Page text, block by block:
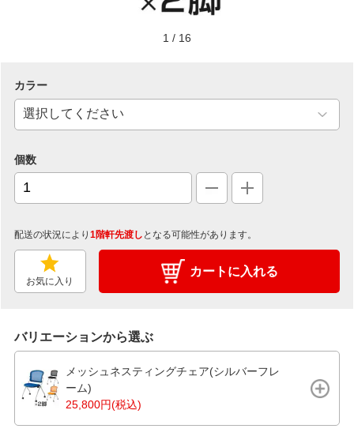
1 / 16
カラー
個数
配送の状況により 1階軒先渡し となる可能性があります。
お気に入り
カートに入れる
バリエーションから選ぶ
メッシュネスティングチェア(シルバーフレ
ーム)
25,800円(税込)